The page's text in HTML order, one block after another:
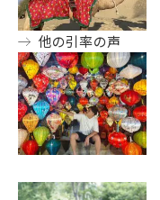
他の引率の声